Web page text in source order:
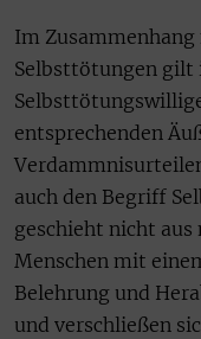
Im
Selbsttötungen gilt
entsprechenden
auch den Begriff
geschieht nicht aus
Menschen mit
Belehrung und
und verschließen